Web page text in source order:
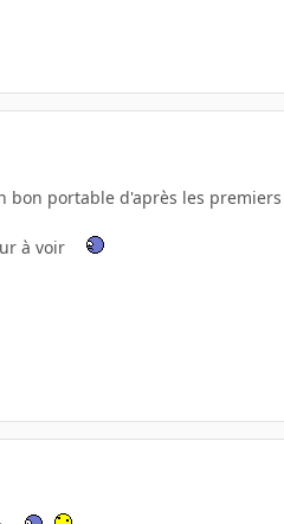
portable d'après les
à voir